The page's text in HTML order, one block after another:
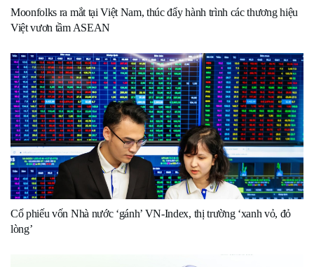
Moonfolks ra mắt tại Việt Nam, thúc đẩy hành trình các thương hiệu
Việt vươn tầm ASEAN
Cổ phiếu vốn Nhà nước ‘gánh’ VN-Index, thị trường ‘xanh vỏ, đỏ
lòng’